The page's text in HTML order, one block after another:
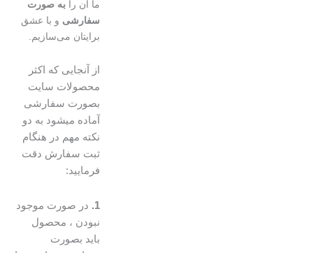
ما آن را به صورت
سفارشیو با عشق
برایتان می‌سازیم.
از آنجایی که اکثر
محصولات سایت
بصورت سفارشی
آماده میشود به دو
نکته مهم در هنگام
ثبت سفارش دقت
فرمایید:
در صورت موجود
نبودن ، محصول
باید بصورت